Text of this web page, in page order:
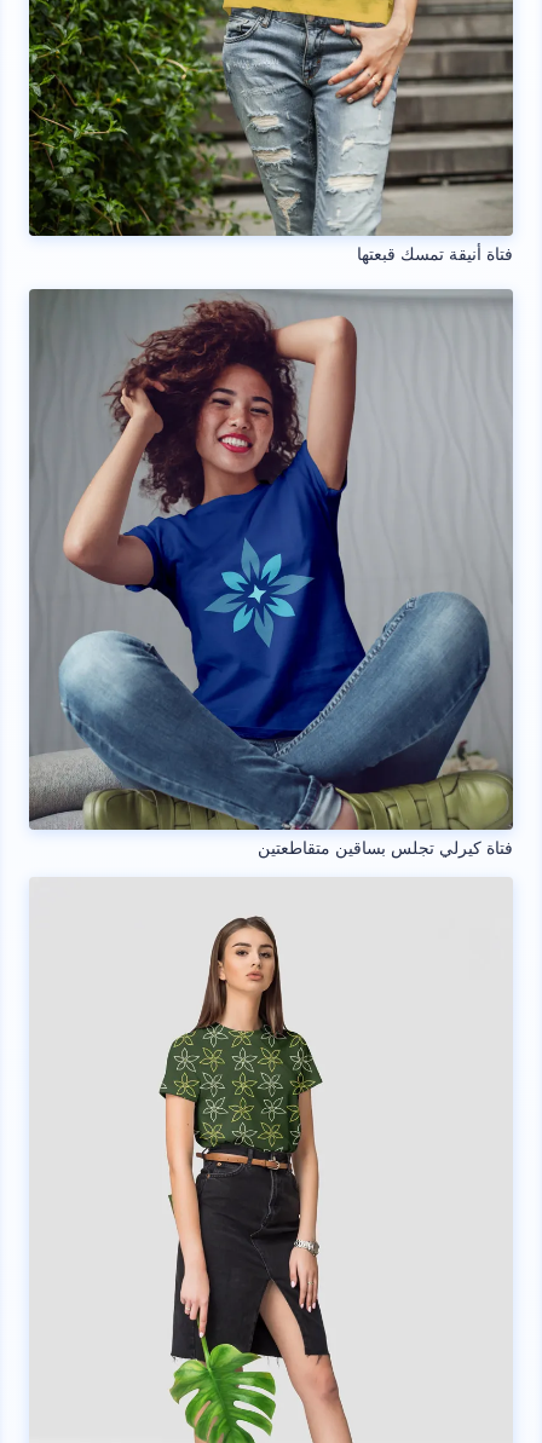
فتاة أنيقة تمسك قبعتها
فتاة كيرلي تجلس بساقين متقاطعتين